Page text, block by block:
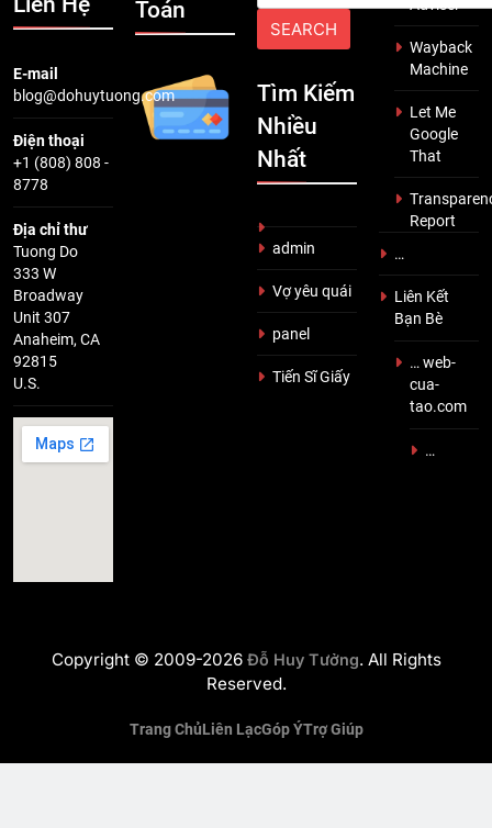
E-mail
blog@dohuytuong.com
Điện thoại
+1 (808) 808 -
8778
Địa chỉ thư
Tuong Do
333 W
Broadway
Unit 307
Anaheim, CA
92815
U.S.
Toán
for:
Tìm Kiếm
Nhiều
Nhất
admin
Vợ yêu quái
panel
Tiến Sĩ Giấy
Adviser
Wayback
Machine
Let Me
Google
That
Report
…
Liên Kết
Bạn Bè
… web-
cua-
tao.com
…
Copyright © 2009-2026 Đỗ Huy Tưởng. All Rights
Reserved.
Trang ChủLiên LạcGóp ÝTrợ Giúp